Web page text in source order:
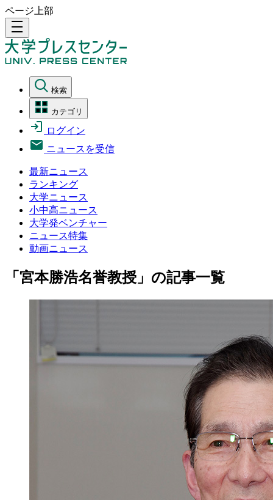
ページ上部
density_medium
検索
カテゴリ
ログイン
ニュースを受信
最新ニュース
ランキング
大学ニュース
小中高ニュース
大学発ベンチャー
ニュース特集
動画ニュース
「宮本勝浩名誉教授」の記事一覧